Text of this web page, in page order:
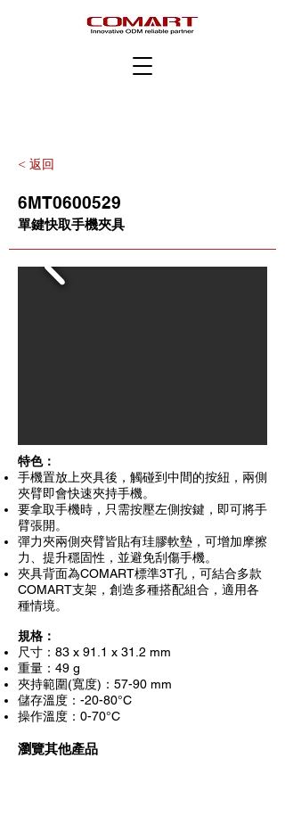
< 返回
6MT0600529
單鍵快取手機夾具
特色：
手機置放上夾具後，觸碰到中間的按紐，兩側
夾臂即會快速夾持手機。
要拿取手機時，只需按壓左側按鍵，即可將手
臂張開。
彈力夾兩側夾臂皆貼有珪膠軟墊，可增加摩擦
力、提升穩固性，並避免刮傷手機。
夾具背面為COMART標準3T孔，可結合多款
COMART支架，創造多種搭配組合，適用各
種情境。
規格：
尺寸：83 x 91.1 x 31.2 mm
重量：49 g
夾持範圍(寬度)：57-90 mm
儲存溫度：-20-80°C
操作溫度：0-70°C
瀏覽其他產品